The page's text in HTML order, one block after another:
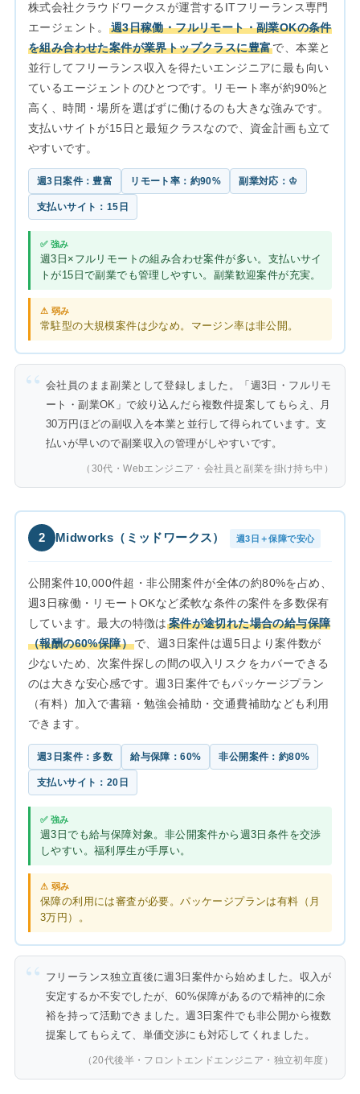
株式会社クラウドワークスが運営するITフリーランス専門
エージェント。
週3日稼働・フルリモート・副業OKの条件
を組み合わせた案件が業界トップクラスに豊富で、本業と
並行してフリーランス収入を得たいエンジニアに最も向い
ているエージェントのひとつです。リモート率が約90%と
高く、時間・場所を選ばずに働けるのも大きな強みです。
支払いサイトが15日と最短クラスなので、資金計画も立て
やすいです。
週3日案件：豊富 リモート率：約90% 副業対応：♔
支払いサイト：15日
✅ 強み
週3日×フルリモートの組み合わせ案件が多い。支払いサイ
トが15日で副業でも管理しやすい。副業歓迎案件が充実。
⚠ 弱み
常駐型の大規模案件は少なめ。マージン率は非公開。
会社員のまま副業として登録しました。「週3日・フルリモ
ート・副業OK」で絞り込んだら複数件提案してもらえ、月
30万円ほどの副収入を本業と並行して得られています。支
払いが早いので副業収入の管理がしやすいです。
（30代・Webエンジニア・会社員と副業を掛け持ち中）
2 Midworks（ミッドワークス） 週3日＋保障で安心
公開案件10,000件超・非公開案件が全体の約80%を占め、
週3日稼働・リモートOKなど柔軟な条件の案件を多数保有
しています。最大の特徴は 案件が途切れた場合の給与保障
（報酬の60%保障）で、週3日案件は週5日より案件数が
少ないため、次案件探しの間の収入リスクをカバーできる
のは大きな安心感です。週3日案件でもパッケージプラン
（有料）加入で書籍・勉強会補助・交通費補助なども利用
できます。
週3日案件：多数 給与保障：60% 非公開案件：約80%
支払いサイト：20日
✅ 強み
週3日でも給与保障対象。非公開案件から週3日条件を交渉
しやすい。福利厚生が手厚い。
⚠ 弱み
保障の利用には審査が必要。パッケージプランは有料（月
3万円）。
フリーランス独立直後に週3日案件から始めました。収入が
安定するか不安でしたが、60%保障があるので精神的に余
裕を持って活動できました。週3日案件でも非公開から複数
提案してもらえて、単価交渉にも対応してくれました。
（20代後半・フロントエンドエンジニア・独立初年度）